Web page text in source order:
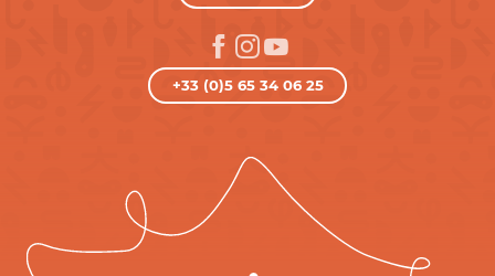
+33 (0)5 65 34 06 25